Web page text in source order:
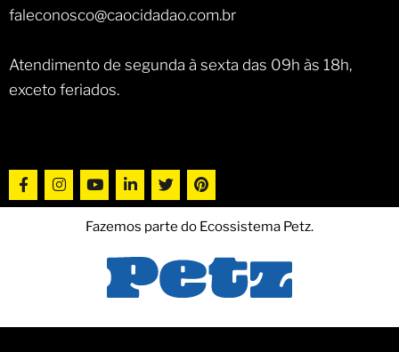
faleconosco@caocidadao.com.br
Atendimento de segunda à sexta das 09h às 18h,
exceto feriados.
Fazemos parte do Ecossistema Petz.